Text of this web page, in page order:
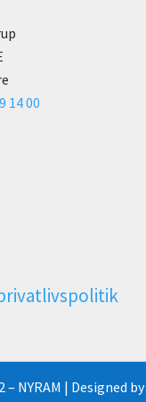
14 00
NYRAM | Designed by